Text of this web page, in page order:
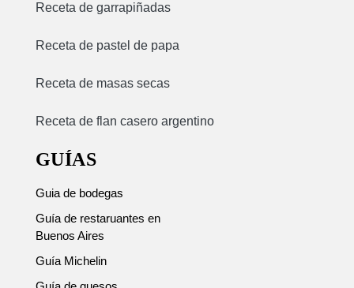
Receta de garrapiñadas
Receta de pastel de papa
Receta de masas secas
Receta de flan casero argentino
GUÍAS
Guia de bodegas
Guía de restaruantes en
Buenos Aires
Guía Michelin